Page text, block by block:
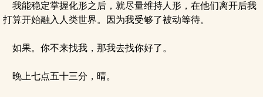
我能稳定掌握化形之后，就尽量维持人形，在他们离开后我
打算开始融入人类世界。因为我受够了被动等待。
如果。你不来找我，那我去找你好了。
晚上七点五十三分，晴。